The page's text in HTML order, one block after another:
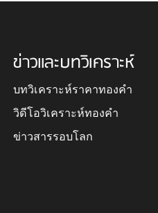
ข่าวและบทวิเคราะห์
บทวิเคราะห์ราคาทองคำ
วิดีโอวิเคราะห์ทองคำ
ข่าวสารรอบโลก